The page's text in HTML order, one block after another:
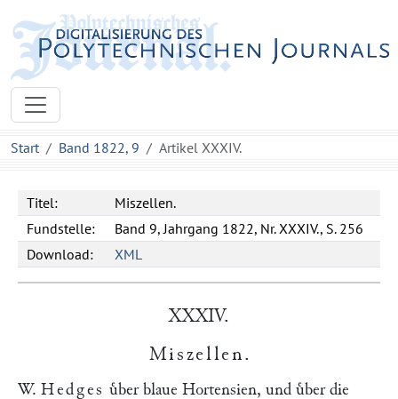
Start Band 1822, 9 Artikel XXXIV.
Titel:
Miszellen.
Fundstelle:
Band 9, Jahrgang 1822, Nr. XXXIV., S. 256
Download:
XML
XXXIV.
Miszellen .
W. Hedges uͤber blaue Hortensien, und uͤber die